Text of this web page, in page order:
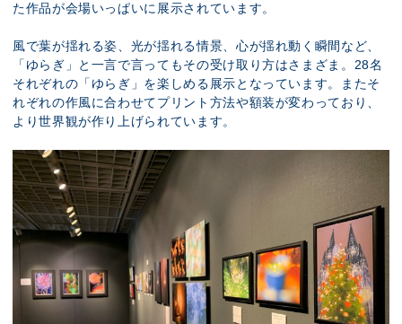
た作品が会場いっぱいに展示されています。
風で葉が揺れる姿、光が揺れる情景、心が揺れ動く瞬間など、
「ゆらぎ」と一言で言ってもその受け取り方はさまざま。28名
それぞれの「ゆらぎ」を楽しめる展示となっています。またそ
れぞれの作風に合わせてプリント方法や額装が変わっており、
より世界観が作り上げられています。